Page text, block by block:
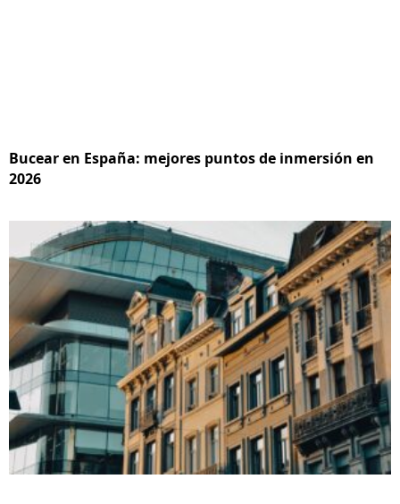
Bucear en España: mejores puntos de inmersión en
2026